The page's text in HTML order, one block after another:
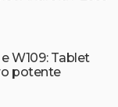
W109: Tablet
potente